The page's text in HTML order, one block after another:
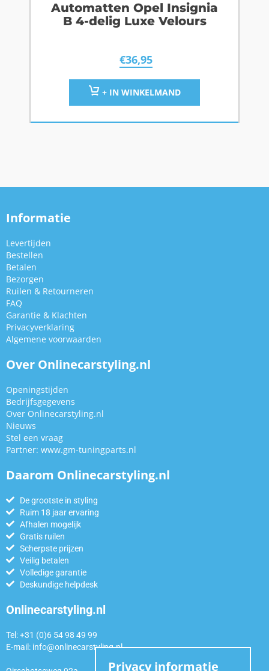
Automatten Opel Insignia
B 4-delig Luxe Velours
€36,95
+ IN WINKELMAND
Informatie
Levertijden
Bestellen
Betalen
Bezorgen
Ruilen & Retourneren
FAQ
Garantie & Klachten
Privacyverklaring
Algemene voorwaarden
Over Onlinecarstyling.nl
Openingstijden
Bedrijfsgegevens
Over Onlinecarstyling.nl
Nieuws
Stel een vraag
Partner: www.gm-tuningparts.nl
Daarom Onlinecarstyling.nl
De grootste in styling
Ruim 18 jaar ervaring
Afhalen mogelijk
Gratis ruilen
Scherpste prijzen
Veilig betalen
Volledige garantie
Deskundige helpdesk
Onlinecarstyling.nl
Tel: +31 (0)6 54 98 49 99
E-mail: info@onlinecarstyling.nl
Privacy informatie